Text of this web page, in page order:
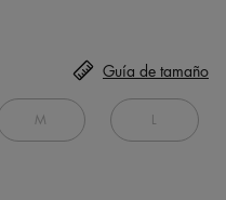
M L
Guía de tamaño